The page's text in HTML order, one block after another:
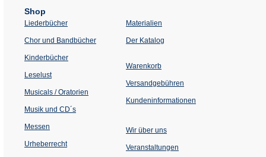
Shop
Liederbücher
Chor und Bandbücher
Kinderbücher
Leselust
Musicals / Oratorien
Musik und CD´s
Messen
Urheberrecht
Materialien
Der Katalog
Warenkorb
Versandgebühren
Kundeninformationen
Wir über uns
Veranstaltungen